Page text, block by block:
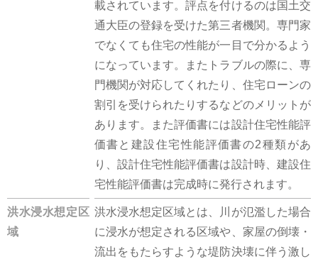
載されています。評点を付けるのは国土交
通大臣の登録を受けた第三者機関。専門家
でなくても住宅の性能が一目で分かるよう
になっています。またトラブルの際に、専
門機関が対応してくれたり、住宅ローンの
割引を受けられたりするなどのメリットが
あります。また評価書には設計住宅性能評
価書と建設住宅性能評価書の2種類があ
り、設計住宅性能評価書は設計時、建設住
宅性能評価書は完成時に発行されます。
洪水浸水想定区
域
洪水浸水想定区域とは、川が氾濫した場合
に浸水が想定される区域や、家屋の倒壊・
流出をもたらすような堤防決壊に伴う激し